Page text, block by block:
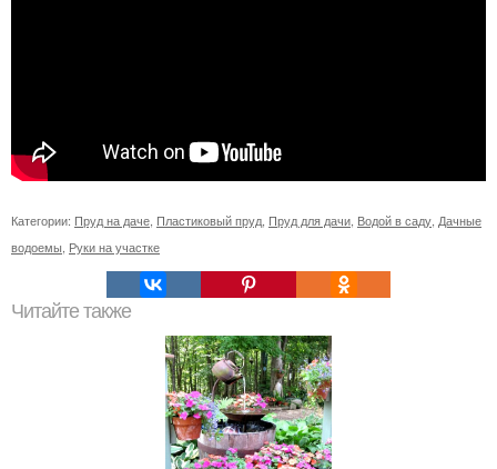
Категории: Пруд на даче Пластиковый пруд Пруд для дачи Водой в саду Дачные
водоемы Руки на участке
Читайте также